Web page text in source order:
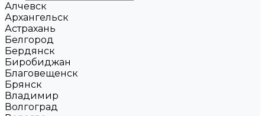
Алчевск
Архангельск
Астрахань
Белгород
Бердянск
Биробиджан
Благовещенск
Брянск
Владимир
Волгоград